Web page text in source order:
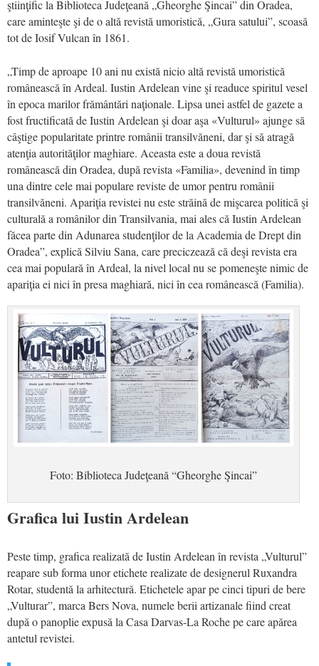
ştiinţific la Biblioteca Judeţeană „Gheorghe Şincai” din Oradea,
care aminteşte şi de o altă revistă umoristică, „Gura satului”, scoasă
tot de Iosif Vulcan în 1861.
„Timp de aproape 10 ani nu există nicio altă revistă umoristică
românească în Ardeal. Iustin Ardelean vine şi readuce spiritul vesel
în epoca marilor frământări naţionale. Lipsa unei astfel de gazete a
fost fructificată de Iustin Ardelean şi doar aşa «Vulturul» ajunge să
câştige popularitate printre românii transilvăneni, dar şi să atragă
atenţia autorităţilor maghiare. Aceasta este a doua revistă
românească din Oradea, după revista «Familia», devenind în timp
una dintre cele mai populare reviste de umor pentru românii
transilvăneni. Apariţia revistei nu este străină de mişcarea politică şi
culturală a românilor din Transilvania, mai ales că Iustin Ardelean
făcea parte din Adunarea studenţilor de la Academia de Drept din
Oradea”, explică Silviu Sana, care preciczează că deşi revista era
cea mai populară în Ardeal, la nivel local nu se pomeneşte nimic de
apariţia ei nici în presa maghiară, nici în cea românească (Familia).
Foto: Biblioteca Judeţeană “Gheorghe Şincai”
Grafica lui Iustin Ardelean
Peste timp, grafica realizată de Iustin Ardelean în revista „Vulturul”
reapare sub forma unor etichete realizate de designerul Ruxandra
Rotar, studentă la arhitectură. Etichetele apar pe cinci tipuri de bere
„Vulturar”, marca Bers Nova, numele berii artizanale fiind creat
după o panoplie expusă la Casa Darvas-La Roche pe care apărea
antetul revistei.